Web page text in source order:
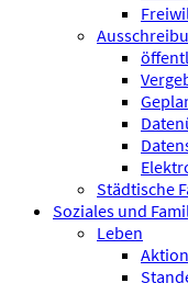
Städtische
Soziales und
Leben